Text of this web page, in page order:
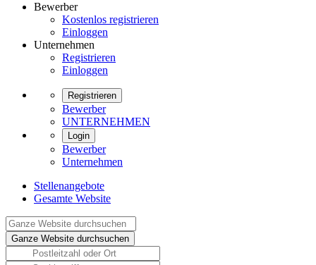
Bewerber
Kostenlos registrieren
Einloggen
Unternehmen
Registrieren
Einloggen
Registrieren
Bewerber
UNTERNEHMEN
Login
Bewerber
Unternehmen
Stellenangebote
Gesamte Website